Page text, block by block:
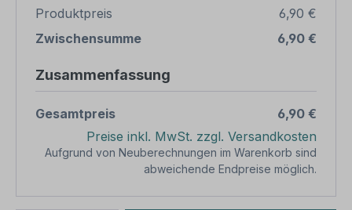
Produktpreis
6,90 €
Zwischensumme
6,90 €
Zusammenfassung
Gesamtpreis
6,90 €
Preise inkl. MwSt. zzgl. Versandkosten
Aufgrund von Neuberechnungen im Warenkorb sind
abweichende Endpreise möglich.